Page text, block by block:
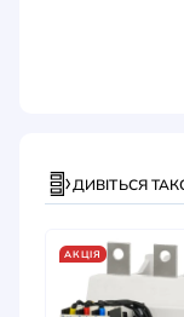
ДИВІТЬСЯ
АКЦІЯ